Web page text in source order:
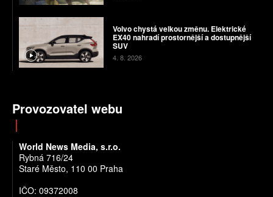
Volvo chystá velkou změnu. Elektrické
EX40 nahradí prostornější a dostupnější
SUV
4. 8. 2026
Provozovatel webu
World News Media, s.r.o.
Rybná 716/24
Staré Město, 110 00 Praha
IČO: 09372008